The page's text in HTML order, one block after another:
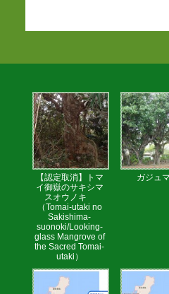
【認定取消】トマ
イ御嶽のサキシマ
スオウノキ
（Tomai-utaki no
Sakishima-
suonoki/Looking-
glass Mangrove of
the Sacred Tomai-
utaki）
ガジュ